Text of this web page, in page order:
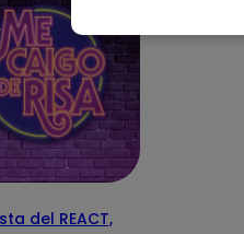
del REACT,